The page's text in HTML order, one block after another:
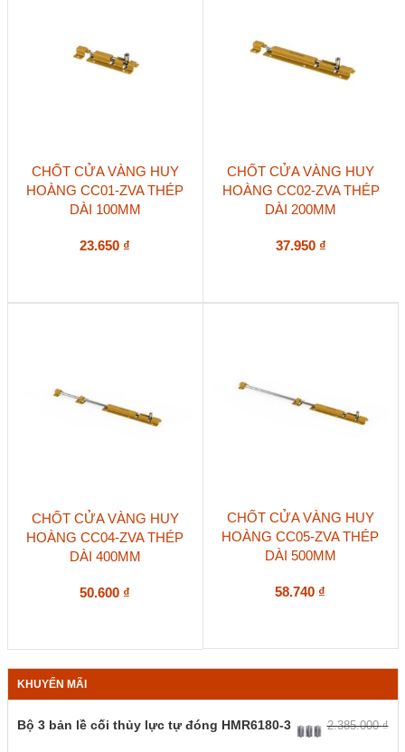
CHỐT CỬA VÀNG HUY
HOÀNG CC01-ZVA THÉP
DÀI 100MM
23.650 ₫
CHỐT CỬA VÀNG HUY
HOÀNG CC02-ZVA THÉP
DÀI 200MM
37.950 ₫
CHỐT CỬA VÀNG HUY
HOÀNG CC04-ZVA THÉP
DÀI 400MM
50.600 ₫
CHỐT CỬA VÀNG HUY
HOÀNG CC05-ZVA THÉP
DÀI 500MM
58.740 ₫
KHUYẾN MÃI
Bộ 3 bản lề cối thủy lực tự đóng HMR6180-3 2.385.000₫